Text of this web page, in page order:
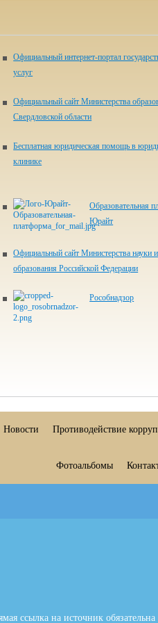
Официальный интернет-портал
услуг
Официальный сайт Министерства
Свердловской области
Бесплатная юридическая помощь в
клинике
Образовательная
Юрайт
Официальный сайт Министерства науки
образования Российской Федерации
Рособнадзор
Новости Противодействие
Фотоальбомы
ссылка на источник обязательна